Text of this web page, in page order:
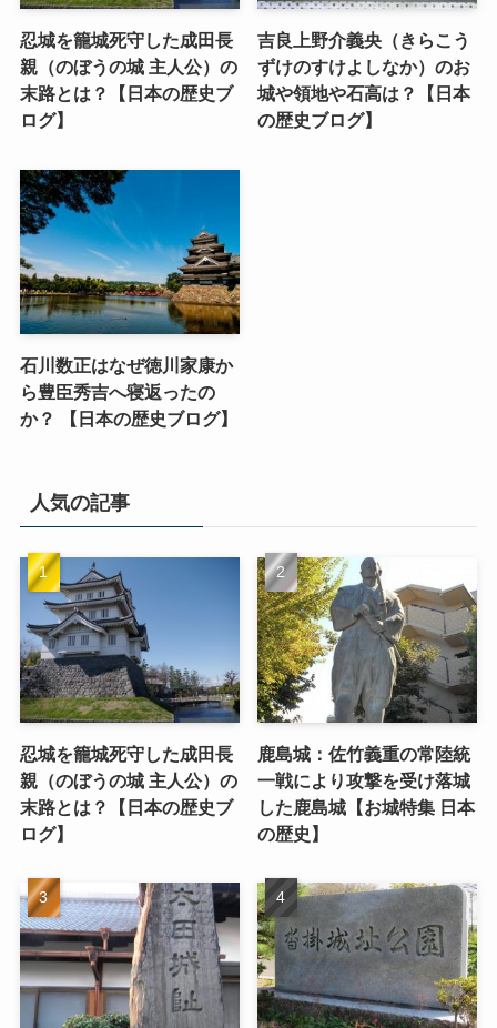
忍城を籠城死守した成田長
親（のぼうの城 主人公）の
末路とは？【日本の歴史ブ
ログ】
吉良上野介義央（きらこう
ずけのすけよしなか）のお
城や領地や石高は？【日本
の歴史ブログ】
石川数正はなぜ徳川家康か
ら豊臣秀吉へ寝返ったの
か？ 【日本の歴史ブログ】
人気の記事
忍城を籠城死守した成田長
親（のぼうの城 主人公）の
末路とは？【日本の歴史ブ
ログ】
鹿島城：佐竹義重の常陸統
一戦により攻撃を受け落城
した鹿島城【お城特集 日本
の歴史】